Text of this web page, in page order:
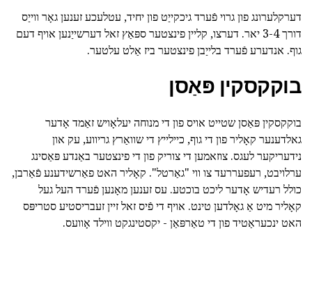
דערקלערונג פון גרוי פֿערד גיכקייַט פון יחיד, עטלעכע זענען גאָר ווייַס
דורך 3-4 יאר. דערצו, קליין פינצטער ספּאַץ זאל דערשייַנען אויף דעם
גוף. אנדערע פֿערד בלייַבן פינצטער ביז אַלט עלטער.
בוקקסקין פּאַסן
בוקקסקין פּאַסן שטייט אויס פון די מנוחה יעלאָויש זאַמד אָדער
גאלדענער קאָליר פון די גוף, כיילייץ די שוואַרץ גריווע, עק און
נידעריקער לעגס. צוזאמען די צוריק פון די פינצטער באַנדע פּאַסינג
ערלויבט, רעפעררעד צו ווי "גאַרטל". קאָליר האט פאַרשידענע פֿאַרבן,
כולל רעדיש אָדער ליכט בוכטע. עס זענען מאָנען פֿערד העל געל
קאָליר מיט אַ גאָלדען טינט. אויף די פֿיס זאל זיין זעבריסטיע סטריפּס
האט ינכעראַטיד פון די טאַרפּאַן - יקסטינגקט ווילד אָוועס.